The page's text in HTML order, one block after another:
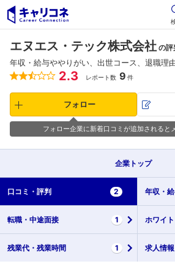
エヌエス・テック株式会社 の評
年収・給与ややりがい、出世コース、退職理
2.3 レポート数 9 件
フォロー
フォロー企業に新着口コミが追加されると
企業 トップ
口コミ・ 評判 2 年収・
転職・ 中途面接 1 ホワイト
残業代・ 残業時間 1 求人情報